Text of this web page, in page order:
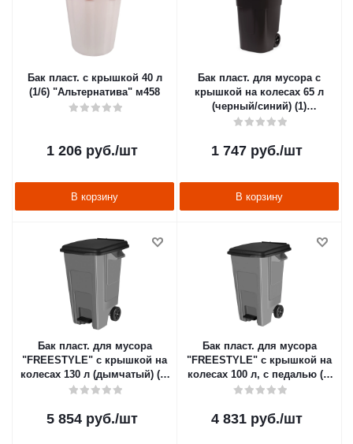
Бак пласт. с крышкой 40 л
(1/6) "Альтернатива" м458
1 206руб./шт
В корзину
Бак пласт. для мусора с
крышкой на колесах 65 л
(черный/синий) (1)
"Альтернатива" м4664
1 747руб./шт
В корзину
Бак пласт. для мусора
"FREESTYLE" с крышкой на
колесах 130 л (дымчатый) (1)
"SPIN&CLEAN" SC700321026
5 854руб./шт
Бак пласт. для мусора
"FREESTYLE" с крышкой на
колесах 100 л, с педалью (1)
"SPIN&CLEAN" SC700221026
4 831руб./шт